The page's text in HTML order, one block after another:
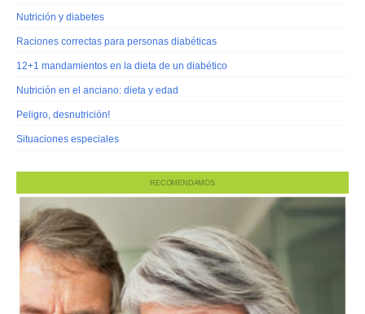
Nutrición y diabetes
Raciones correctas para personas diabéticas
12+1 mandamientos en la dieta de un diabético
Nutrición en el anciano: dieta y edad
Peligro, desnutrición!
Situaciones especiales
RECOMENDAMOS